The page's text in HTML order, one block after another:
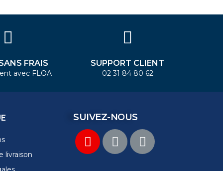
FRAIS
avec FLOA
SUPPORT CLIENT
02 31 84 80 62
livraison
SUIVEZ-NOUS